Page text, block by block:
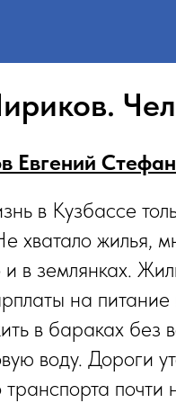
Евгений
в Кузбассе
хватало жилья,
и в землянках.
на
в бараках
воду. Дороги
почти